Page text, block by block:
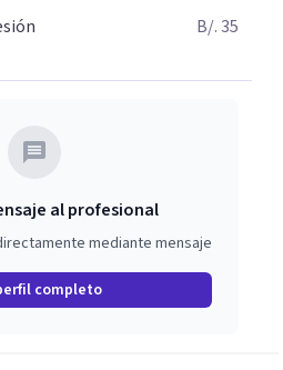
terapia del lenguaje,B/. 35
al profesional
mediante mensaje
completo